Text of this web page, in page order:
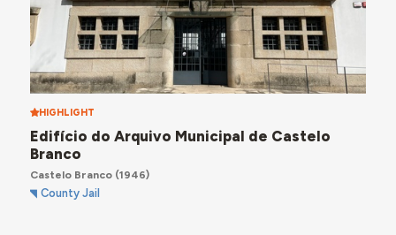
HIGHLIGHT
Edifício do Arquivo Municipal de Castelo
Branco
Castelo Branco(1946)
County Jail